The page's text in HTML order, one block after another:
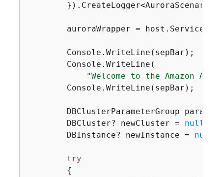
auroraWrapper =
        Console.WriteLine(sepBar);
        Console.WriteLine(
"Welcome to the Amazon
        Console.WriteLine(sepBar);
DBClusterParameterGroup
        DBCluster? newCluster =
null
        DBInstance? newInstance =
null
try
{